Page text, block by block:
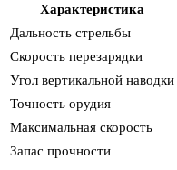
Характеристика
Дальность стрельбы
Скорость перезарядки
Угол вертикальной наводки
Точность орудия
Максимальная скорость
Запас прочности